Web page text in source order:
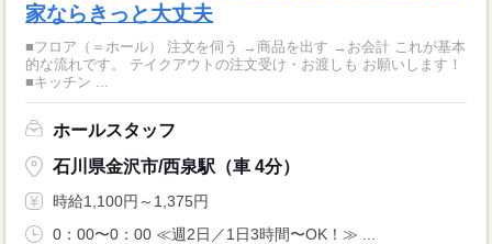
家ならきっと大丈夫
■フロア（＝ホール） 注文を伺う →商品を出す →お会計 これが基本
的な流れです。 テイクアウトの注文受け・お渡しも お願いします！
■キッチン ...
ホールスタッフ
石川県金沢市/西泉駅（車 4分）
時給1,100円～1,375円
0：00〜0：00 ≪週2日／1日3時間〜OK！≫ ...